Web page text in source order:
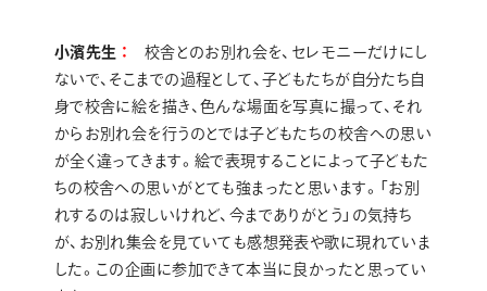
小濱先生
校舎とのお別れ会を、セレモニーだけにし
ないで、そこまでの過程として、子どもたちが自分たち自
身で校舎に絵を描き、色んな場面を写真に撮って、それ
からお別れ会を行うのとでは子どもたちの校舎への思い
が全く違ってきます。絵で表現することによって子どもた
ちの校舎への思いがとても強まったと思います。「お別
れするのは寂しいけれど、今までありがとう」の気持ち
が、お別れ集会を見ていても感想発表や歌に現れていま
した。この企画に参加できて本当に良かったと思ってい